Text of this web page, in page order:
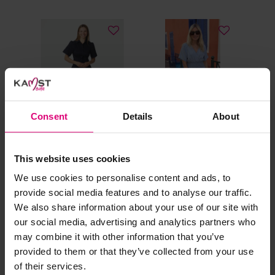
Consent Details About
This website uses cookies
We use cookies to personalise content and ads, to
provide social media features and to analyse our traffic.
We also share information about your use of our site with
our social media, advertising and analytics partners who
may combine it with other information that you’ve
provided to them or that they’ve collected from your use
of their services.
Doe de wasmachine niet te vol. Dat voorkomt
kreuken/wrijving.
Gebruik een waszakje voor poreuze materialen en/of
Selecteer het wasgoed op kleur en was met een passend
Allereerst: stel het wassen zo lang mogelijk uit.
Was in de wasmachine op een wol-programma. Dit
voorkomt wrijving en pilling.
Was zo koud mogelijk.
Droog het kledingstuk liggend op een handdoek.
Controleer na het wassen op pilling en scheer het
kledingstuk indien nodig met een kledingtondeuse.
Neo noir
Poplin jurk
€ 89,95
Azzurro
Denimlook jurkje
one size
€ 49,99